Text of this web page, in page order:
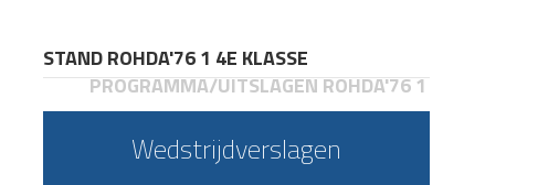
STAND ROHDA'76 1 4E KLASSE
PROGRAMMA/UITSLAGEN ROHDA'76 1
Wedstrijdverslagen